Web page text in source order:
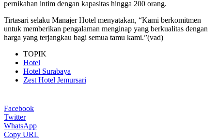
pernikahan intim dengan kapasitas hingga 200 orang.
Tirtasari selaku Manajer Hotel menyatakan, “Kami berkomitmen
untuk memberikan pengalaman menginap yang berkualitas dengan
harga yang terjangkau bagi semua tamu kami.”(vad)
TOPIK
Hotel
Hotel Surabaya
Zest Hotel Jemursari
Facebook
Twitter
WhatsApp
Copy URL